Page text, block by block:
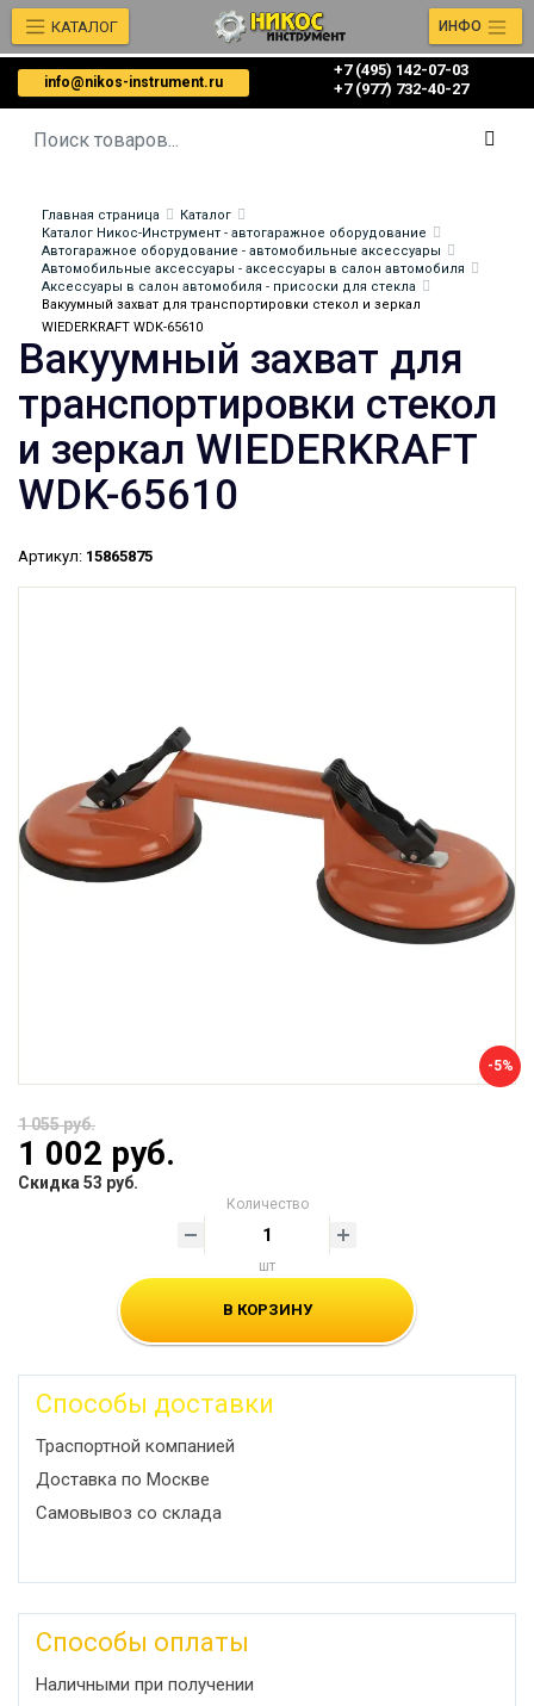
info@nikos-instrument.ru
+7 (495) 142-07-03
‎‎+7 (977) 732-40-27
КАТАЛОГ ИНФО
Главная страница
Каталог
Каталог Никос-Инструмент - автогаражное оборудование
Автогаражное оборудование - автомобильные аксессуары
Автомобильные аксессуары - аксессуары в салон автомобиля
Аксессуары в салон автомобиля - присоски для стекла
Вакуумный захват для транспортировки стекол и зеркал
WIEDERKRAFT WDK-65610
Вакуумный захват для
транспортировки стекол
и зеркал WIEDERKRAFT
WDK-65610
Артикул: 15865875
-5%
1 055 руб.
1 002 руб.
Скидка 53 руб.
Количество
шт
В КОРЗИНУ
Способы доставки
Траспортной компанией
Доставка по Москве
Самовывоз со склада
Способы оплаты
Наличными при получении